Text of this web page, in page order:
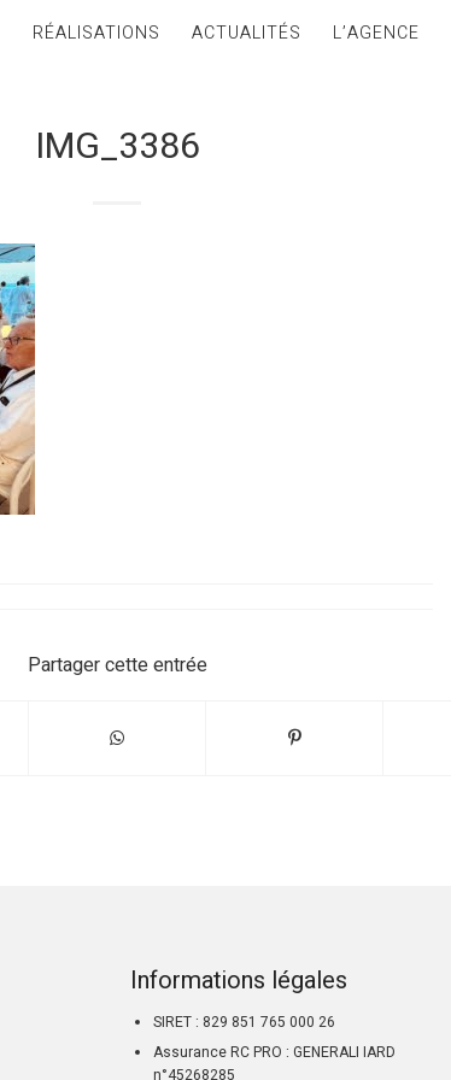
RÉALISATIONS ACTUALITÉS L’AGENCE
IMG_3386
Partager cette entrée
Informations légales
SIRET : 829 851 765 000 26
Assurance RC PRO : GENERALI IARD
n°45268285